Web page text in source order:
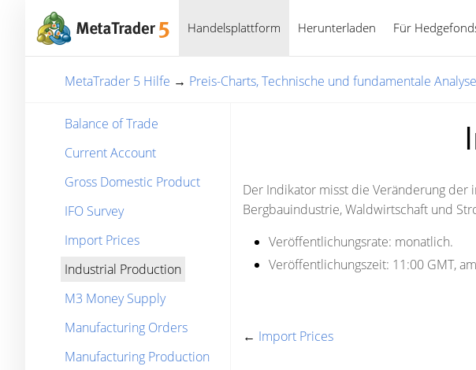
Handelsplattform Herunterladen Für
MetaTrader 5 Hilfe → Preis-Charts, Technische und fundamentale Analyse
Balance of Trade
Current Account
Gross Domestic Product
IFO Survey
Import Prices
Industrial Production
M3 Money Supply
Manufacturing Orders
Manufacturing Production
Der Indikator misst die Veränderung
Bergbauindustrie, Waldwirtschaft und
Veröffentlichungsrate: monatlich.
Veröffentlichungszeit: 11:00 GMT,
← Import Prices